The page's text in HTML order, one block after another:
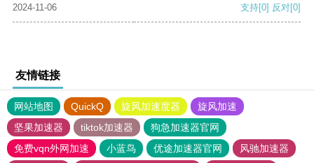
2024-11-06
支持[0] 反对[0]
友情链接
网站地图 QuickQ 旋风加速度器
旋风加速
坚果加速器
tiktok加速器
狗急加速器官网
免费vqn外网加速
小蓝鸟 优途加速器官网
风驰加速器